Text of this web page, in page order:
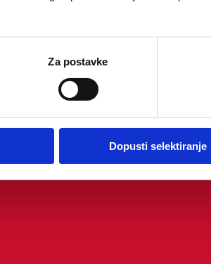
Za postavke
Dopusti selektiranje